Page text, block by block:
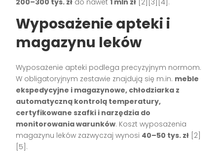
Wyposażenie apteki i
magazynu leków
Wyposażenie apteki podlega precyzyjnym normom.
W obligatoryjnym zestawie znajdują się m.in. meble
ekspedycyjne i magazynowe, chłodziarka z
automatyczną kontrolą temperatury,
certyfikowane szafki i narzędzia do
monitorowania warunków. Koszt wyposażenia
magazynu leków zazwyczaj wynosi 40–50 tys. zł [2]
[5] .